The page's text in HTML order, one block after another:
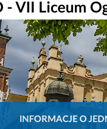
- VII Liceum
INFORMACJE O